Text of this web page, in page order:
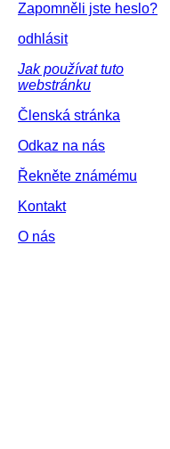
Zapomněli jste heslo?
odhlásit
Jak používat tuto
webstránku
Členská stránka
Odkaz na nás
Řekněte známému
Kontakt
O nás